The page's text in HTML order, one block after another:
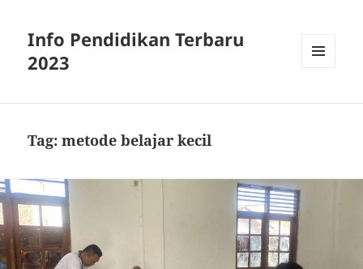
Info Pendidikan Terbaru
2023
Tag:metode belajar kecil